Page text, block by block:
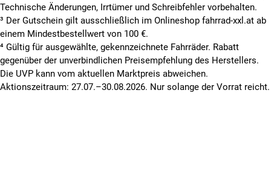
Technische Änderungen, Irrtümer und Schreibfehler vorbehalten.
³ Der Gutschein gilt ausschließlich im Onlineshop fahrrad-xxl.at ab
einem Mindestbestellwert von 100 €.
⁴ Gültig für ausgewählte, gekennzeichnete Fahrräder. Rabatt
gegenüber der unverbindlichen Preisempfehlung des Herstellers.
Die UVP kann vom aktuellen Marktpreis abweichen.
Aktionszeitraum: 27.07.–30.08.2026. Nur solange der Vorrat reicht.